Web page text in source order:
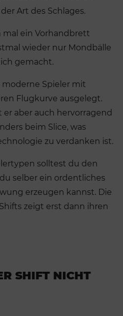
Art des Schlages.
mal ein Vorhandbrett
wieder nur Mondbälle
gemacht.
Spieler mit
Flugkurve ausgelegt.
aber auch hervorragend
beim Slice, was
zu verdanken ist.
solltest du den
selber ein ordentliches
erzeugen kannst. Die
zeigt erst dann ihren
SHIFT NICHT